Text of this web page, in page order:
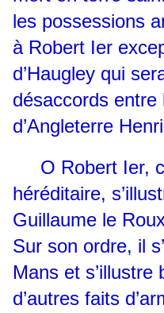
les possessions
à Robert Ier
d’Haugley qui
désaccords entre
d’Angleterre
O Robert Ier,
héréditaire,
Guillaume le
Sur son ordre, il
Mans et
d’autres faits